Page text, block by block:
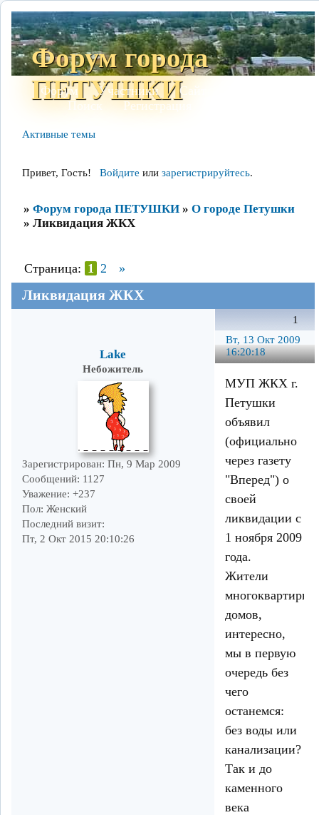
Форум города
ПЕТУШКИ
Форум Участники Сайт
Поиск
Регистрация
Активные темы
Привет, Гость! Войдите или зарегистрируйтесь.
» Форум города ПЕТУШКИ » О городе Петушки
» Ликвидация ЖКХ
Ликвидация ЖКХ
Страница: 1 2 »
1
Вт, 13 Окт 2009
16:20:18
Lake
Небожитель
Зарегистрирован: Пн, 9 Мар 2009
Сообщений: 1127
Уважение: +237
Пол: Женский
Последний визит:
Пт, 2 Окт 2015 20:10:26
МУП ЖКХ г.
Петушки
объявил
(официально
через газету
"Вперед") о
своей
ликвидации с
1 ноября 2009
года.
Жители
домов,
интересно,
мы в первую
очередь без
чего
останемся:
без воды или
канализации?
Так и до
каменного
века